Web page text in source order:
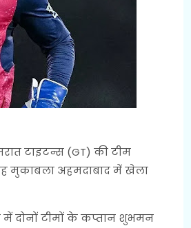
टाइटन्स (GT) की टीम
मुकाबला अहमदाबाद में खेला
में दोनों टीमों के कप्तान शुभमन